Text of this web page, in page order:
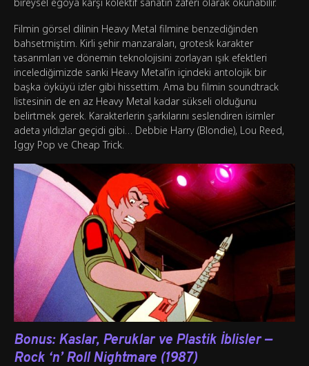
Filmin görsel dilinin Heavy Metal filmine benzediğinden
bahsetmiştim. Kirli şehir manzaraları, grotesk karakter
tasarımları ve dönemin teknolojisini zorlayan ışık efektleri
incelediğimizde sanki Heavy Metal’in içindeki antolojik bir
başka öyküyü izler gibi hissettim. Ama bu filmin soundtrack
listesinin de en az Heavy Metal kadar sükseli olduğunu
belirtmek gerek. Karakterlerin şarkılarını seslendiren isimler
adeta yıldızlar geçidi gibi… Debbie Harry (Blondie), Lou Reed,
Iggy Pop ve Cheap Trick.
Bonus: Kaslar, Peruklar ve Plastik İblisler —
Rock ‘n’ Roll Nightmare (1987)